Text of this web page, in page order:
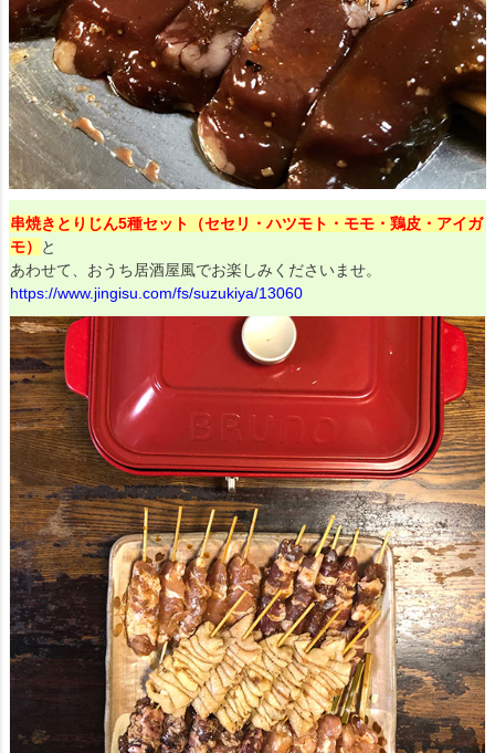
串焼きとりじん5種セット（セセリ・ハツモト・モモ・鶏皮・アイガ
モ）
と
あわせて、おうち居酒屋風でお楽しみくださいませ。
https://www.jingisu.com/fs/suzukiya/13060